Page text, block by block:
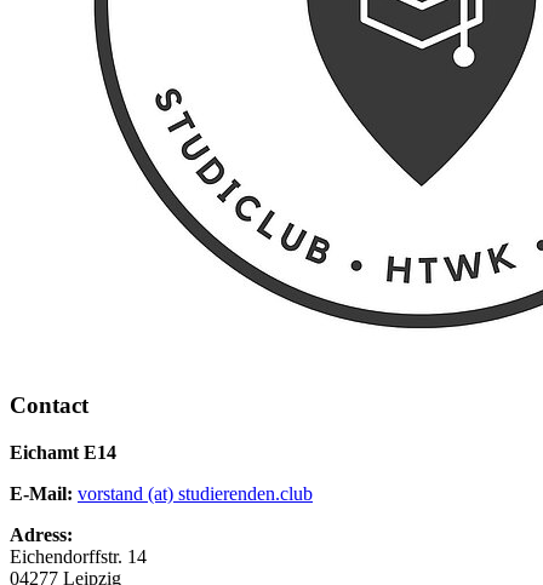
Contact
Eichamt E14
E-Mail: vorstand (at) studierenden.club
Adress:
Eichendorffstr. 14
04277 Leipzig